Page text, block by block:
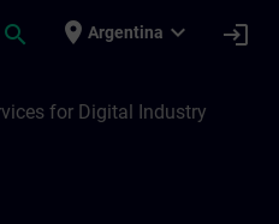
search place Argentina expand_more login
for Digital Industry